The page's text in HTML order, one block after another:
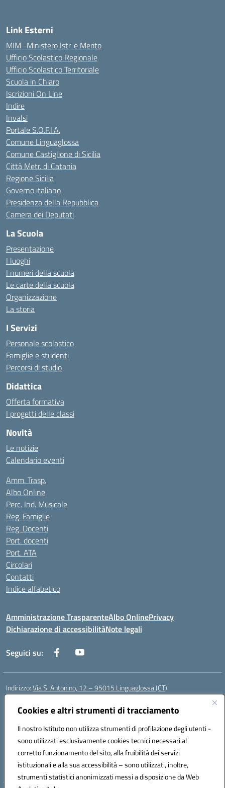
Cookies e altri strumenti di tracciamento
Il nostro Istituto non utilizza strumenti di profilazione degli utenti -
sono utilizzati esclusivamente cookies tecnici necessari al
corretto funzionamento del sito, alla fruibilità dei servizi
istituzionali e alla sua accessibilità – sono utilizzati, inoltre,
strumenti statistici anonimizzati messi a disposizione da Web
Link Esterni
MIM -Ministero Istr. e Merito
Ufficio Scolastico Regionale
Ufficio Scolastico Territoriale
Scuola in Chiaro
Iscrizioni On Line
Indire
Invalsi
Portale S.O.F.I.A.
Comune Linguaglossa
Comune Castiglione di Sicilia
Città Metr. di Catania
Regione Sicilia
Governo italiano
Presidenza della Repubblica
Camera dei Deputati
La Scuola
Presentazione
I luoghi
I numeri della scuola
Le carte della scuola
Organizzazione
La storia
I Servizi
Personale scolastico
Famiglie e studenti
Percorsi di studio
Didattica
Offerta formativa
I progetti delle classi
Novità
Le notizie
Calendario eventi
Amm. Trasp.
Albo Online
Perc. Ind. Musicale
Reg. Famiglie
Reg. Docenti
Port. docenti
Port. ATA
Circolari
Contatti
Indice alfabetico
Amministrazione TrasparenteAlbo OnlinePrivacy
Dichiarazione di accessibilitàNote legali
Seguici su:
Indirizzo:Via S. Antonino, 12 – 95015 Linguaglossa (CT)
Centralino:
Posta elettronica certificata (PEC):ctic83200r@pec.istruzione.it
Codice fiscale: 83002470876
Codice meccanografico:CTIC83200R
Codice Indice delle Pubbliche Amministrazioni (IPA): istsc_CTIC83200R
Codice unico di fatturazione (CUF): UF7TEB